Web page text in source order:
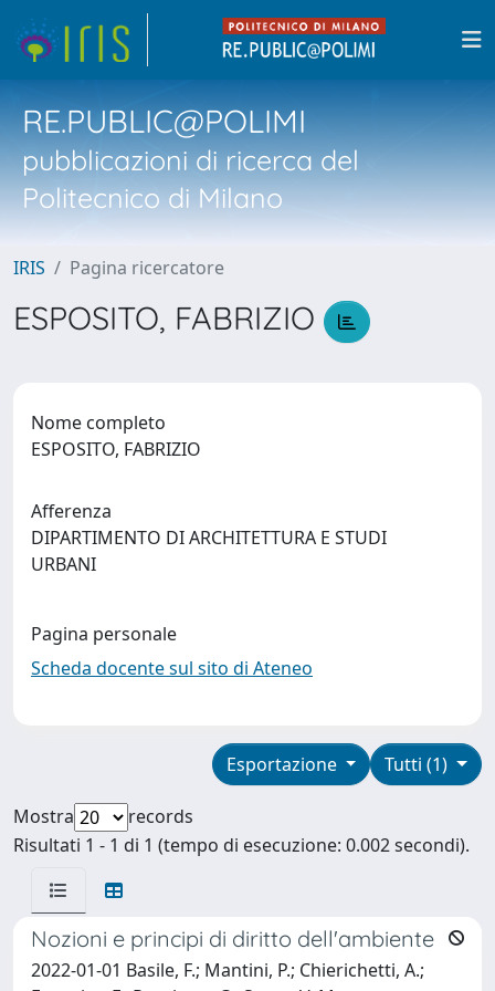
RE.PUBLIC@POLIMI
pubblicazioni di ricerca del
Politecnico di Milano
IRIS Pagina ricercatore
ESPOSITO, FABRIZIO
Nome completo
ESPOSITO, FABRIZIO
Afferenza
DIPARTIMENTO DI ARCHITETTURA E STUDI
URBANI
Pagina personale
Scheda docente sul sito di Ateneo
Tutti (1)
Esportazione
Mostra
records
Risultati 1 - 1 di 1 (tempo di esecuzione: 0.002 secondi).
Nozioni e principi di diritto dell'ambiente
2022-01-01 Basile, F.; Mantini, P.; Chierichetti, A.;